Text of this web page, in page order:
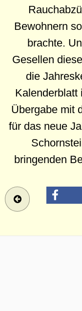
Bewohnern
brachte.
Gesellen
die
Kalenderblatt
Übergabe mit
für das neue
bringenden